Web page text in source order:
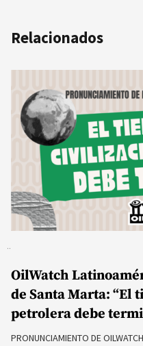
Relacionados
OilWatch
de Santa Marta: “El
petrolera debe
PRONUNCIAMIENTO DE